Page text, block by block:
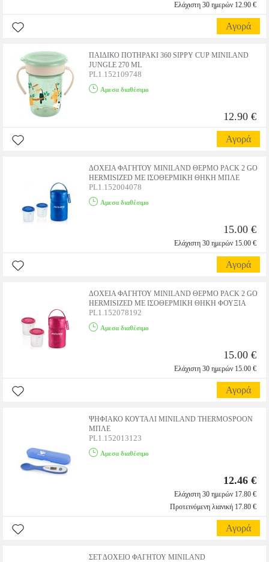
Ελάχιστη 30 ημερών 12.90 €
Αγορά
ΠΑΙΔΙΚΟ ΠΟΤΗΡΑΚΙ 360 SIPPY CUP MINILAND
JUNGLE 270 ML
PL1.152109748
Αμεσα διαθέσιμο
12.90 €
Αγορά
ΔΟΧΕΙΑ ΦΑΓΗΤΟΥ MINILAND ΘΕΡΜΟ PACK 2 GO
HERMISIZED ΜΕ ΙΣΟΘΕΡΜΙΚΗ ΘΗΚΗ ΜΠΛΕ
PL1.152004078
Αμεσα διαθέσιμο
15.00 €
Ελάχιστη 30 ημερών 15.00 €
Αγορά
ΔΟΧΕΙΑ ΦΑΓΗΤΟΥ MINILAND ΘΕΡΜΟ PACK 2 GO
HERMISIZED ΜΕ ΙΣΟΘΕΡΜΙΚΗ ΘΗΚΗ ΦΟΥΞΙΑ
PL1.152078192
Αμεσα διαθέσιμο
15.00 €
Ελάχιστη 30 ημερών 15.00 €
Αγορά
ΨΗΦΙΑΚΟ ΚΟΥΤΑΛΙ MINILAND THERMOSPOON
ΜΠΛΕ
PL1.152013123
Αμεσα διαθέσιμο
12.46 €
Ελάχιστη 30 ημερών 17.80 €
Προτεινόμενη λιανική 17.80 €
Αγορά
ΣΕΤ ΔΟΧΕΙΟ ΦΑΓΗΤΟΥ MINILAND